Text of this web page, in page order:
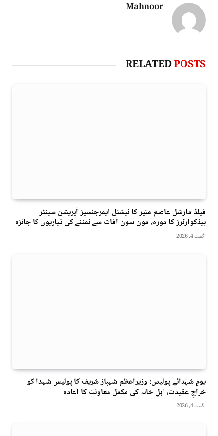
Mahnoor
RELATEDPOSTS
فیلڈ مارشل عاصم منیر کا نیشنل ایمرجنسیز آپریشن سینٹر
ہیڈکوارٹرز کا دورہ، مون سون آفات سے نمٹنے کی تیاریوں کا جائزہ
اگست 4, 2026
یومِ شہدائے پولیس: وزیراعظم شہباز شریف کا پولیس شہدا کو
خراجِ عقیدت، اہلِ خانہ کی مکمل معاونت کا اعادہ
اگست 4, 2026